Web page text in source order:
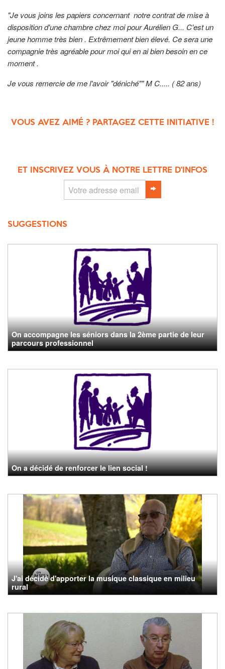
"Je vous joins les papiers concernant notre contrat de mise à
disposition d'une chambre chez moi pour Aurélien G... C'est un
jeune homme très bien . Extrêmement bien élevé. Ce sera une
compagnie très agréable pour moi qui en ai bien besoin en ce
moment .
Je vous remercie de me l'avoir "déniché""M C..... ( 82 ans)
VOUS AVEZ AIMÉ ? PARTAGEZ CETTE INITIATIVE !
ET INSCRIVEZ VOUS À NOTRE LETTRE D'INFOS
SUGGESTIONS
On accompagne les séniors dans la 2ème partie de leur
parcours professionnel
On a décidé de renforcer le lien social !
J'ai décidé d'apporter la musique classique en milieu
rural